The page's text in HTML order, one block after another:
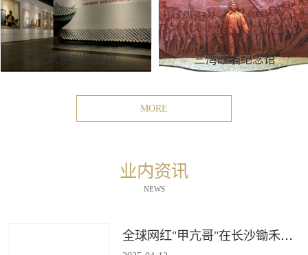
家风家训展览馆 三湾改编纪念馆
MORE
业内资讯
NEWS
全球网红"甲亢哥"在长沙锄禾打造的杜甫江阁体验参观